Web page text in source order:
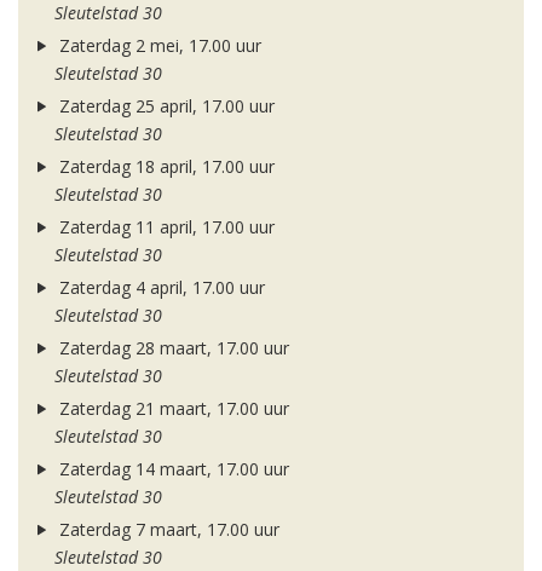
Sleutelstad 30
Zaterdag 2 mei, 17.00 uur
Sleutelstad 30
Zaterdag 25 april, 17.00 uur
Sleutelstad 30
Zaterdag 18 april, 17.00 uur
Sleutelstad 30
Zaterdag 11 april, 17.00 uur
Sleutelstad 30
Zaterdag 4 april, 17.00 uur
Sleutelstad 30
Zaterdag 28 maart, 17.00 uur
Sleutelstad 30
Zaterdag 21 maart, 17.00 uur
Sleutelstad 30
Zaterdag 14 maart, 17.00 uur
Sleutelstad 30
Zaterdag 7 maart, 17.00 uur
Sleutelstad 30